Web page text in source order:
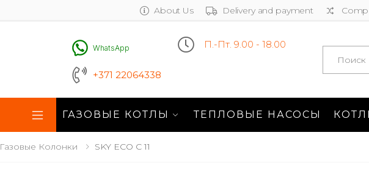
About Us Delivery and payment
WhatsApp
+371 22064338
П.-Пт. 9.00 - 18.00 Search
ГАЗОВЫЕ КОТЛЫ ТЕПЛОВЫЕ НАСОСЫ
Газовые Колонки SKY ECO C 11